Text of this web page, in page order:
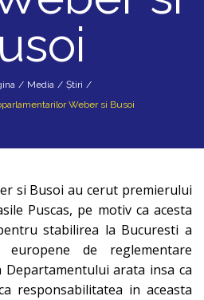
/ Media / Știri /
Weber si Busoi
si Busoi au cerut premierului
Puscas, pe motiv ca acesta
stabilirea la Bucuresti a
de reglementare
Departamentului arata insa ca
responsabilitatea in aceasta